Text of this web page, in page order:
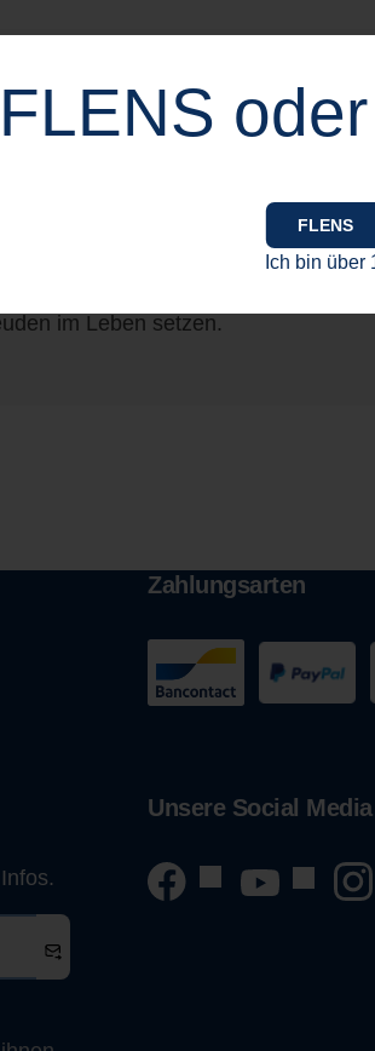
FLENS
FLENS
Ich bin über
Mini-Tulpe ist der lebende
Lieblingsdrink in
im Leben setzen.
Zahlungsarten
Unsere Social